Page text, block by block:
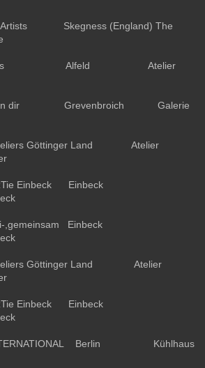
Artists Skegness (England) The
arts Alfeld Atelier
in dir Grevenbroich Galerie
Göttinger Land Atelier
Einbeck Einbeck
,gemeinsam Einbeck
Göttinger Land Atelier
Einbeck Einbeck
Berlin Kühlhaus